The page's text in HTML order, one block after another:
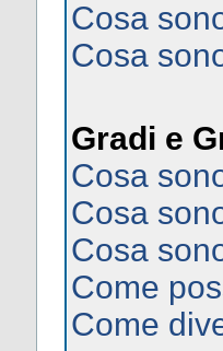
Cosa
Cosa
Gradi e
Cosa
Cosa
Cosa
Come
Come